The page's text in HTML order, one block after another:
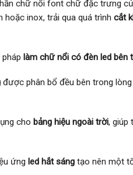
chữ nổi font chữ đặc trưng
inox, trải qua quá trình cắt
làm chữ nổi có đèn led bên
được phân bổ đều bên trong
cho bảng hiệu ngoài trời, giúp
ứng led hắt sáng tạo nên một